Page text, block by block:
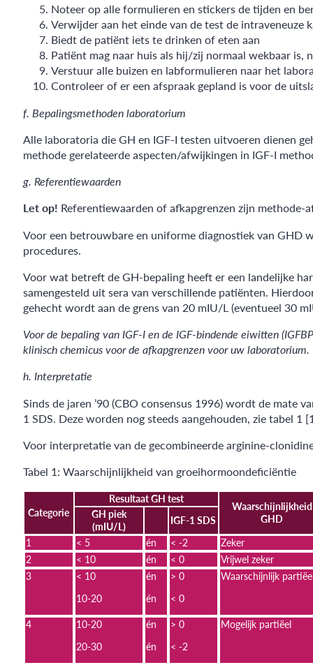
Noteer op alle formulieren en stickers de tijden en
Verwijder aan het einde van de test de intraveneuze
Biedt de patiënt iets te drinken of eten aan
Patiënt mag naar huis als hij/zij normaal wekbaar is,
Verstuur alle buizen en labformulieren naar het
Controleer of er een afspraak gepland is voor de
f. Bepalingsmethoden laboratorium
Alle laboratoria die GH en IGF-I testen uitvoeren dienen
methode gerelateerde aspecten/afwijkingen in IGF-I
g. Referentiewaarden
Let op! Referentiewaarden of afkapgrenzen zijn methode-
Voor een betrouwbare en uniforme diagnostiek van GHD
procedures.
Voor wat betreft de GH-bepaling heeft er een landelijke
samengesteld uit sera van verschillende patiënten.
gehecht wordt aan de grens van 20 mIU/L (eventueel 30
Voor de bepaling van IGF-I en de IGF-bindende eiwitten
klinisch chemicus voor de afkapgrenzen voor uw laboratorium.
h. Interpretatie
Sinds de jaren ’90 (CBO consensus 1996) wordt de mate
1 SDS. Deze worden nog steeds aangehouden, zie tabel 1
Voor interpretatie van de gecombineerde arginine-
Tabel 1: Waarschijnlijkheid van groeihormoondeficiëntie
Categorie
Resultaat GH test
Waarschijnlijkheid
GHD
GH piek
(mIU/L)
IGF-1 SDS
1
< 5 én < -2
Zeker
2
< 10 én < 0
Vrijwel zeker
3
< 10
10-20
én
én
> 0
< 0
Waarschijnlijk
4
10-20
20-30
én
én
> 0
< -2
Mogelijk partiëel